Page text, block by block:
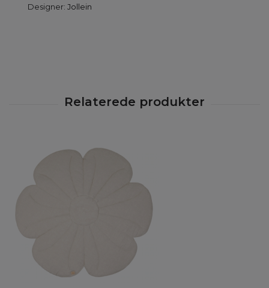
Designer: Jollein